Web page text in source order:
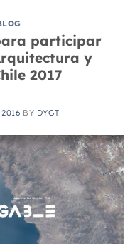
participar
y
2017
BY DYGT